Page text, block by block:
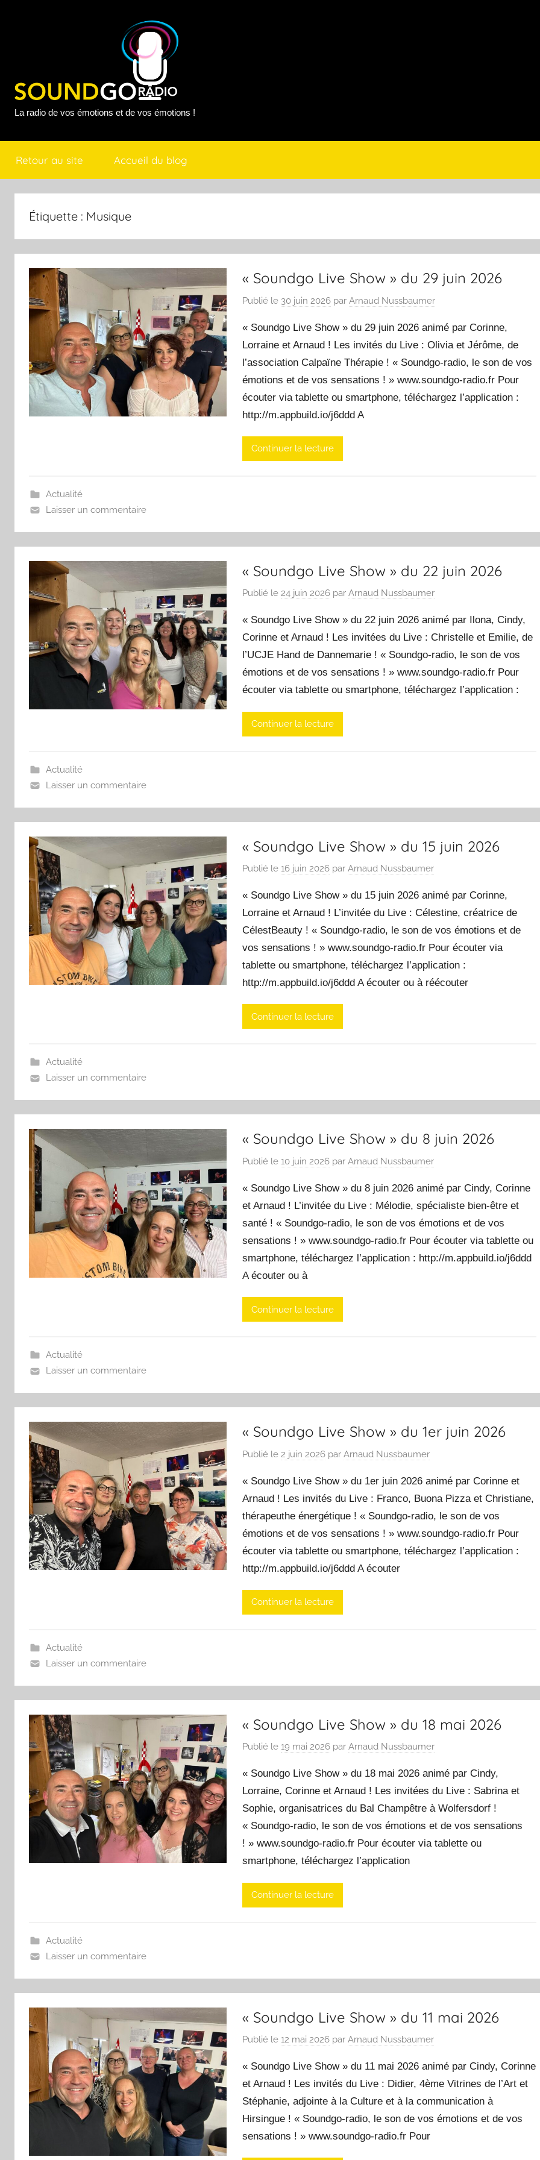
Sound
Go
Radio
La radio de vos émotions et de vos émotions !
Retour au site Accueil du blog
Étiquette : Musique
« Soundgo Live Show » du 29 juin 2026
Publié le 30 juin 2026par Arnaud Nussbaumer
« Soundgo Live Show » du 29 juin 2026 animé par Corinne,
Lorraine et Arnaud ! Les invités du Live : Olivia et Jérôme, de
l’association Calpaïne Thérapie ! « Soundgo-radio, le son de vos
émotions et de vos sensations ! » www.soundgo-radio.fr Pour
écouter via tablette ou smartphone, téléchargez l’application :
http://m.appbuild.io/j6ddd A
Continuer la lecture
Actualité
Laisser un commentaire
« Soundgo Live Show » du 22 juin 2026
Publié le 24 juin 2026par Arnaud Nussbaumer
« Soundgo Live Show » du 22 juin 2026 animé par Ilona, Cindy,
Corinne et Arnaud ! Les invitées du Live : Christelle et Emilie, de
l’UCJE Hand de Dannemarie ! « Soundgo-radio, le son de vos
émotions et de vos sensations ! » www.soundgo-radio.fr Pour
écouter via tablette ou smartphone, téléchargez l’application :
Continuer la lecture
Actualité
Laisser un commentaire
« Soundgo Live Show » du 15 juin 2026
Publié le 16 juin 2026par Arnaud Nussbaumer
« Soundgo Live Show » du 15 juin 2026 animé par Corinne,
Lorraine et Arnaud ! L’invitée du Live : Célestine, créatrice de
CélestBeauty ! « Soundgo-radio, le son de vos émotions et de
vos sensations ! » www.soundgo-radio.fr Pour écouter via
tablette ou smartphone, téléchargez l’application :
http://m.appbuild.io/j6ddd A écouter ou à réécouter
Continuer la lecture
Actualité
Laisser un commentaire
« Soundgo Live Show » du 8 juin 2026
Publié le 10 juin 2026par Arnaud Nussbaumer
« Soundgo Live Show » du 8 juin 2026 animé par Cindy, Corinne
et Arnaud ! L’invitée du Live : Mélodie, spécialiste bien-être et
santé ! « Soundgo-radio, le son de vos émotions et de vos
sensations ! » www.soundgo-radio.fr Pour écouter via tablette ou
smartphone, téléchargez l’application : http://m.appbuild.io/j6ddd
A écouter ou à
Continuer la lecture
Actualité
Laisser un commentaire
« Soundgo Live Show » du 1er juin 2026
Publié le 2 juin 2026par Arnaud Nussbaumer
« Soundgo Live Show » du 1er juin 2026 animé par Corinne et
Arnaud ! Les invités du Live : Franco, Buona Pizza et Christiane,
thérapeuthe énergétique ! « Soundgo-radio, le son de vos
émotions et de vos sensations ! » www.soundgo-radio.fr Pour
écouter via tablette ou smartphone, téléchargez l’application :
http://m.appbuild.io/j6ddd A écouter
Continuer la lecture
Actualité
Laisser un commentaire
« Soundgo Live Show » du 18 mai 2026
Publié le 19 mai 2026par Arnaud Nussbaumer
« Soundgo Live Show » du 18 mai 2026 animé par Cindy,
Lorraine, Corinne et Arnaud ! Les invitées du Live : Sabrina et
Sophie, organisatrices du Bal Champêtre à Wolfersdorf !
« Soundgo-radio, le son de vos émotions et de vos sensations
! » www.soundgo-radio.fr Pour écouter via tablette ou
smartphone, téléchargez l’application
Continuer la lecture
Actualité
Laisser un commentaire
« Soundgo Live Show » du 11 mai 2026
Publié le 12 mai 2026par Arnaud Nussbaumer
« Soundgo Live Show » du 11 mai 2026 animé par Cindy, Corinne
et Arnaud ! Les invités du Live : Didier, 4ème Vitrines de l’Art et
Stéphanie, adjointe à la Culture et à la communication à
Hirsingue ! « Soundgo-radio, le son de vos émotions et de vos
sensations ! » www.soundgo-radio.fr Pour